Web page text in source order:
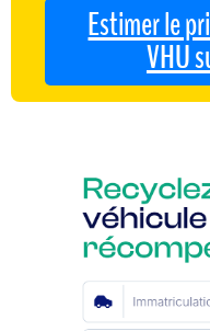
Estimer le
VHU